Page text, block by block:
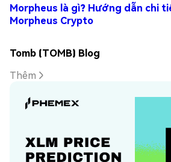
Morpheus là gì? Hướng dẫn chi
Morpheus Crypto
Tomb (TOMB) Blog
Thêm